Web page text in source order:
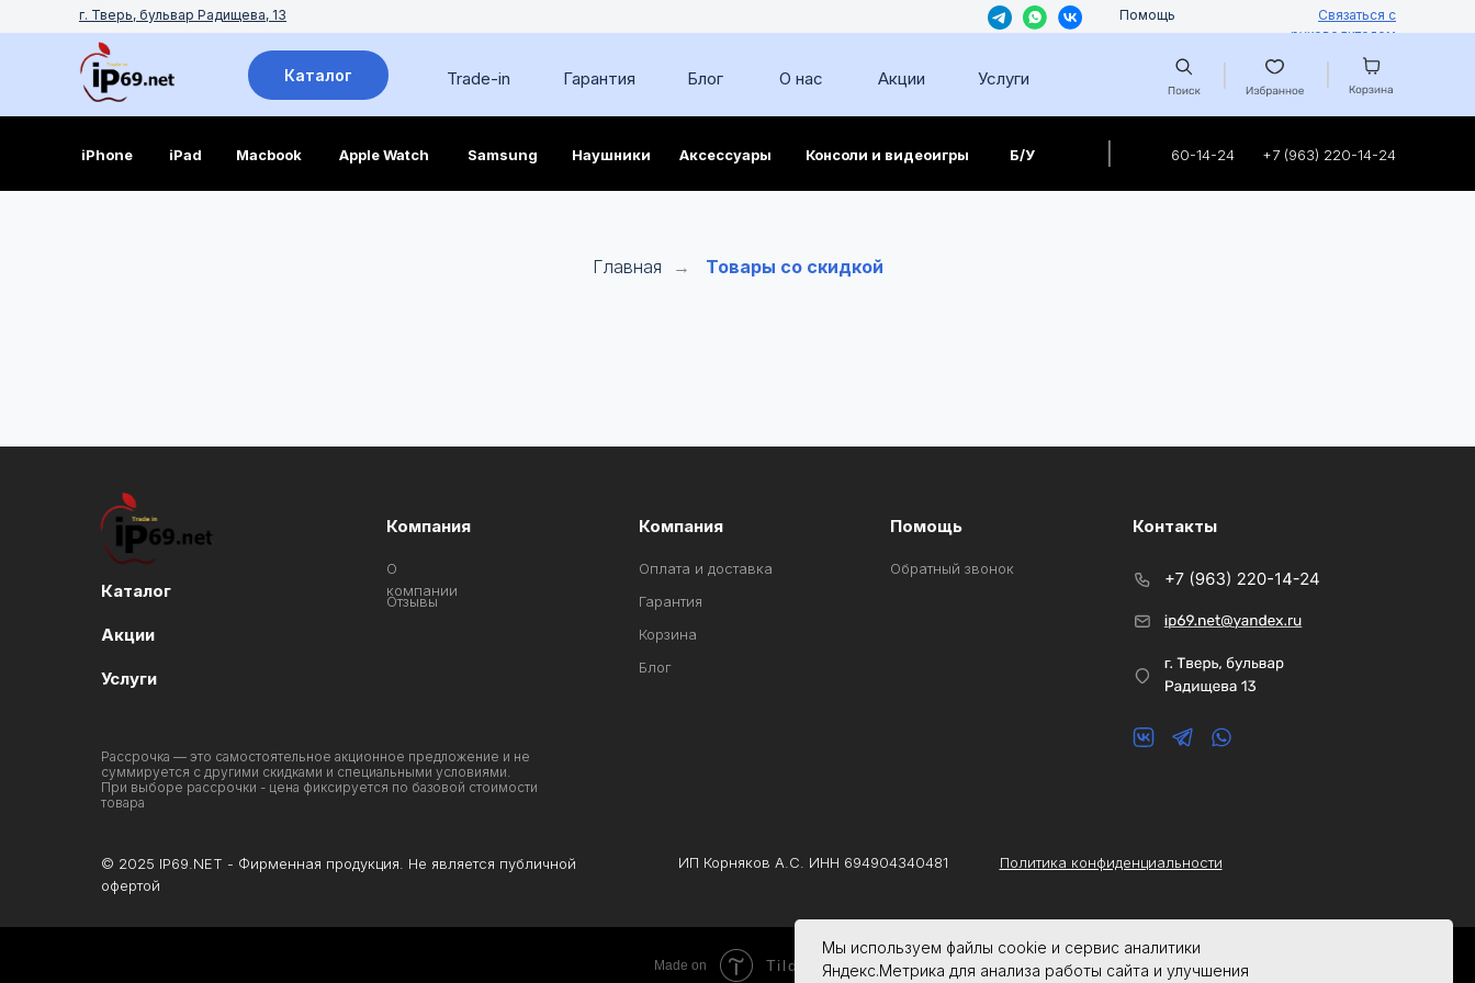
г. Тверь, бульвар Радищева, 13
Связаться с
руководителем
Помощь
Блог
Гарантия
Trade-in
Каталог О нас Акции Услуги
60-14-24 +7 (963) 220-14-24
Б/У
Консоли и видеоигры
Аксессуары
Наушники
Samsung
Apple Watch
Macbook
iPad
iPhone
Мы используем файлы cookie и сервис аналитики
Яндекс.Метрика для анализа работы сайта и улучшения
Главная → Товары со скидкой
Каталог
Компания
О
компании
Отзывы
Помощь
Обратный звонок
Компания
Оплата и доставка
Гарантия
Корзина
Блог
Контакты
© 2025 IP69.NET - Фирменная продукция. Не является публичной
офертой
Политика конфиденциальности
ИП Корняков А.С. ИНН 694904340481
Рассрочка — это самостоятельное акционное предложение и не
суммируется с другими скидками и специальными условиями.
При выборе рассрочки - цена фиксируется по базовой стоимости
товара
Акции
Услуги
Made on Tilda